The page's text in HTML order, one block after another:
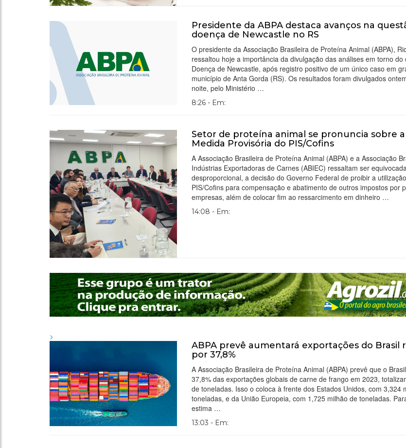
Presidente da ABPA destaca avanços na
doença de Newcastle no RS
O presidente da Associação Brasileira de Proteína Animal (ABPA),
ressaltou hoje a importância da divulgação das análises em torno do
Doença de Newcastle, após registro positivo de um único caso em
município de Anta Gorda (RS). Os resultados foram divulgados
noite, pelo Ministério …
8:26 - Em:
Setor de proteína animal se pronuncia sobre
Medida Provisória do PIS/Cofins
A Associação Brasileira de Proteína Animal (ABPA) e a Associação
Indústrias Exportadoras de Carnes (ABIEC) ressaltam ser
desproporcional, a decisão do Governo Federal de proibir a
PIS/Cofins para compensação e abatimento de outros impostos por
empresas, além de colocar fim ao ressarcimento em dinheiro …
14:08 - Em:
>
ABPA prevê aumentará exportações do Brasil
por 37,8%
A Associação Brasileira de Proteína Animal (ABPA) prevê que o
37,8% das exportações globais de carne de frango em 2023,
de toneladas. Isso o coloca à frente dos Estados Unidos, com 3,324
toneladas, e da União Europeia, com 1,725 milhão de toneladas.
estima …
13:03 - Em: